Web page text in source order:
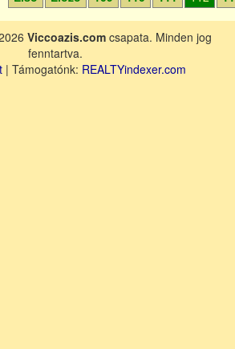
Viccoazis.com csapata. Minden jog
fenntartva.
| Támogatónk: REALTYindexer.com